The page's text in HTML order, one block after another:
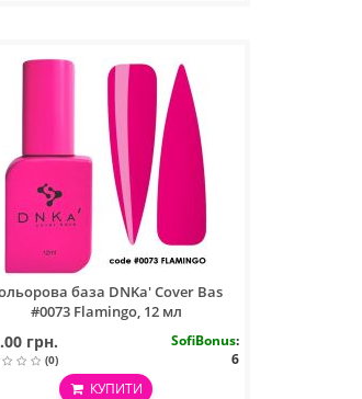
база DNKa' Cover Bas
#0073 Flamingo, 12 мл
грн.
(0)
SofiBonus:
6
КУПИТИ